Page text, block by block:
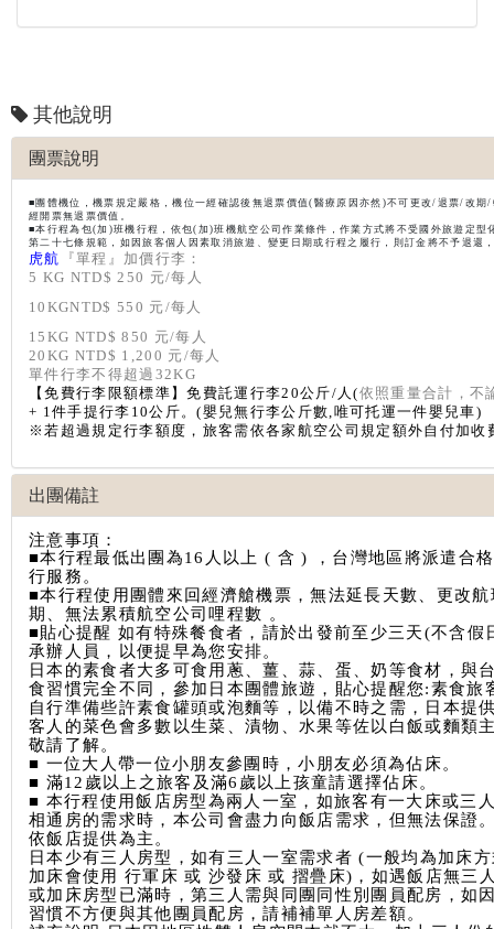
其他說明
團票說明
■團體機位，機票規定嚴格，機位一經確認後無退票價值(醫療原因亦然)不可更改/退票/改期
經開票無退票價值。
■本行程為包(加)班機行程，依包(加)班機航空公司作業條件，作業方式將不受國外旅遊定型
第二十七條規範，如因旅客個人因素取消旅遊、變更日期或行程之履行，則訂金將不予退還
虎航
『單程』加價行李：
5 KG NTD$ 250 元/每人
10KGNTD$ 550 元/每人
15KG NTD$ 850 元/每人
20KG NTD$ 1,200 元/每人
單件行李不得超過 32KG
【免費行李限額標準】免費託運行李20公斤/ 人(依照重量合計，不
+ 1 件手提行李 10公斤。(嬰兒無行李公斤數 唯可托運一件嬰兒車)
※若超過規定行李額度，旅客需依各家航空公司規定額外自付加收
出團備註
注意事項：
■本行程最低出團為16人以上 ( 含 ) ，台灣地區將派遣合
行服務。
■本行程使用團體來回經濟艙機票，無法延長天數、更改
期、無法累積航空公司哩程數 。
■貼心提醒 如有特殊餐食者，請於出發前至少三天(不含假
承辦人員，以便提早為您安排。
日本的素食者大多可食用蔥、薑、蒜、蛋、奶等食材，與
食習慣完全不同，參加日本團體旅遊，貼心提醒您:素食旅
自行準備些許素食罐頭或泡麵等，以備不時之需，日本提
客人的菜色會多數以生菜、漬物、水果等佐以白飯或麵類
敬請了解。
■ 一位大人帶一位小朋友參團時，小朋友必須為佔床。
■ 滿12歲以上之旅客及滿6歲以上孩童請選擇佔床。
■ 本行程使用飯店房型為兩人一室，如旅客有一大床或三
相通房的需求時，本公司會盡力向飯店需求，但無法保證
依飯店提供為主。
日本少有三人房型，如有三人一室需求者 (一般均為加床
加床會使用 行軍床 或 沙發床 或 摺疊床)，如遇飯店無三
或加床房型已滿時，第三人需與同團同性別團員配房，如
習慣不方便與其他團員配房，請補補單人房差額。